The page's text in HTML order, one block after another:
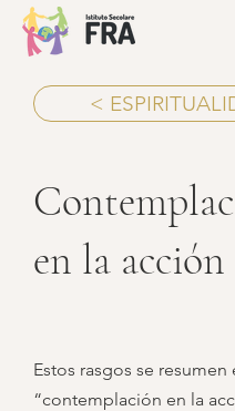
<
en la acción
Estos rasgos se resumen
“contemplación en la